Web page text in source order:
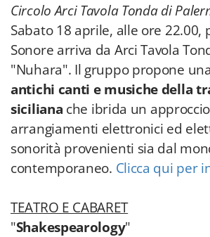
Circolo Arci Tavola Tonda di
Sabato 18 aprile, alle ore 22.00,
Sonore arriva da Arci Tavola
"Nuhara". Il gruppo propone
antichi canti e musiche della
siciliana che ibrida un
arrangiamenti elettronici ed
sonorità provenienti sia dal
contemporaneo. Clicca qui per
TEATRO E CABARET
"Shakespearology"